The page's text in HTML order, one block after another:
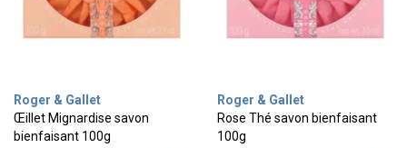
Roger & Gallet
Œillet Mignardise savon
bienfaisant 100g
Roger & Gallet
Rose Thé savon bienfaisant
100g